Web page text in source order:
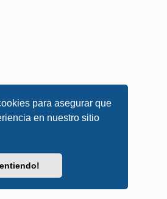
para asegurar que
en nuestro sitio